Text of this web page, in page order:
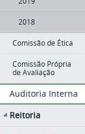
2018
Comissão de Ética
Comissão Própria
de Avaliação
Auditoria Interna
Reitoria